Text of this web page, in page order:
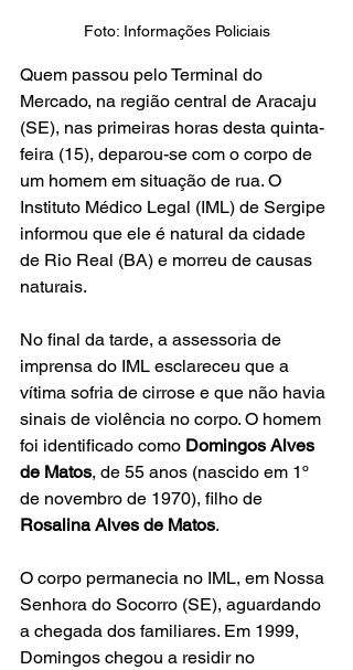
Foto: Informações Policiais
Quem passou pelo Terminal do
Mercado, na região central de Aracaju
(SE), nas primeiras horas desta quinta-
feira (15), deparou-se com o corpo de
um homem em situação de rua. O
Instituto Médico Legal (IML) de Sergipe
informou que ele é natural da cidade
de Rio Real (BA) e morreu de causas
naturais.
No final da tarde, a assessoria de
imprensa do IML esclareceu que a
vítima sofria de cirrose e que não havia
sinais de violência no corpo. O homem
foi identificado como Domingos Alves
de Matos, de 55 anos (nascido em 1º
de novembro de 1970), filho de
Rosalina Alves de Matos.
O corpo permanecia no IML, em Nossa
Senhora do Socorro (SE), aguardando
a chegada dos familiares. Em 1999,
Domingos chegou a residir no